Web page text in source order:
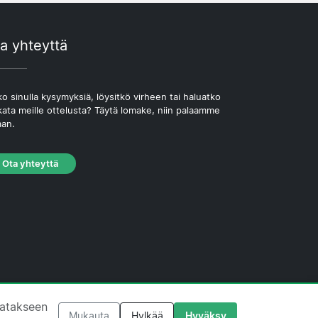
yhteyttä
sinulla kysymyksiä, löysitkö virheen tai haluatko
meille ottelusta? Täytä lomake, niin palaamme
Ota yhteyttä
·Toimituksellinen käytäntö
Mukauta Hylkää Hyväksy